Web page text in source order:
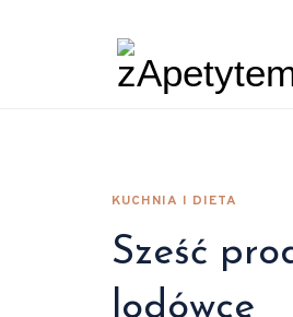
KUCHNIA I DIETA
Sześć
lodówce